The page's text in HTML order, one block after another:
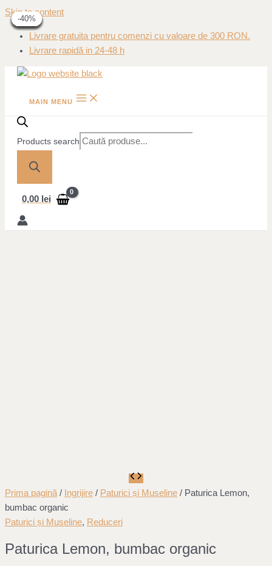
Skip to content
Livrare gratuita pentru comenzi cu valoare de 300 RON.
Livrare rapidă in 24-48 h
MAIN MENU
Products search
0,00 lei
-60%
Prima pagină / Ingrijire / Paturici și Museline / Paturica Lemon,
bumbac organic
Paturici și Museline, Reduceri
Paturica Lemon, bumbac organic
-60%
-60%
-40%
-40%
-40%
-40%
-40%
-40%